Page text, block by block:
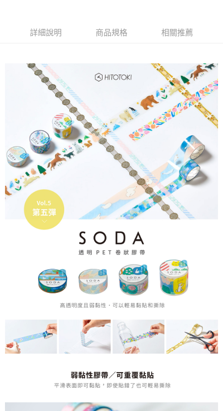
詳細說明 商品規格 相關推薦